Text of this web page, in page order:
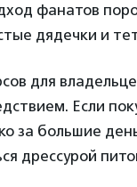
фанатов
дядечки и
для
Если
за большие
дрессурой